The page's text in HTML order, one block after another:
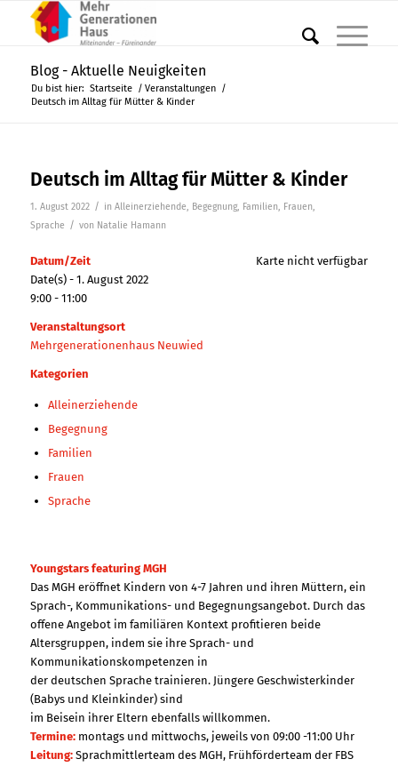
Blog - Aktuelle Neuigkeiten
Du bist hier: Startseite / Veranstaltungen /
Deutsch im Alltag für Mütter & Kinder
Deutsch im Alltag für Mütter & Kinder
1. August 2022 / in Alleinerziehende, Begegnung, Familien, Frauen,
Sprache / von Natalie Hamann
Karte nicht verfügbar
Datum/Zeit
Date(s) - 1. August 2022
9:00 - 11:00
Veranstaltungsort
Mehrgenerationenhaus Neuwied
Kategorien
Alleinerziehende
Begegnung
Familien
Frauen
Sprache
Youngstars featuring MGH
Das MGH eröffnet Kindern von 4-7 Jahren und ihren Müttern, ein
Sprach-, Kommunikations- und Begegnungsangebot. Durch das
offene Angebot im familiären Kontext profitieren beide
Altersgruppen, indem sie ihre Sprach- und
Kommunikationskompetenzen in
der deutschen Sprache trainieren. Jüngere Geschwisterkinder
(Babys und Kleinkinder) sind
im Beisein ihrer Eltern ebenfalls willkommen.
Termine:montags und mittwochs, jeweils von 09:00 -11:00 Uhr
Leitung:Sprachmittlerteam des MGH, Frühförderteam der FBS